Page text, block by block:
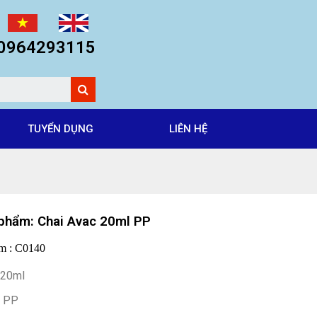
TUYỂN DỤNG LIÊN HỆ
Chai Avac 20ml PP
: C0140
PP